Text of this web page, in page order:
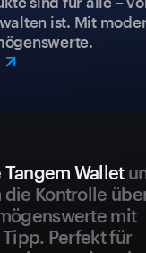
ist. Mit
Wallet
Kontrolle
mit
Perfekt für